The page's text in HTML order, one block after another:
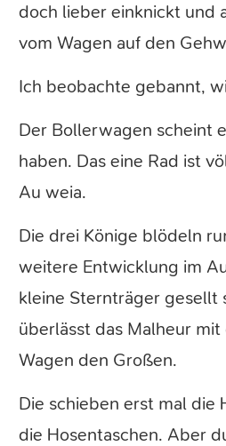
doch lieber einknickt und
vom Wagen auf den
Ich beobachte gebannt,
Der Bollerwagen scheint
haben. Das eine Rad ist
Au weia.
Die drei Könige blödeln
weitere Entwicklung im
kleine Sternträger gesellt
überlässt das Malheur
Wagen den Großen.
Die schieben erst mal die
die Hosentaschen. Aber